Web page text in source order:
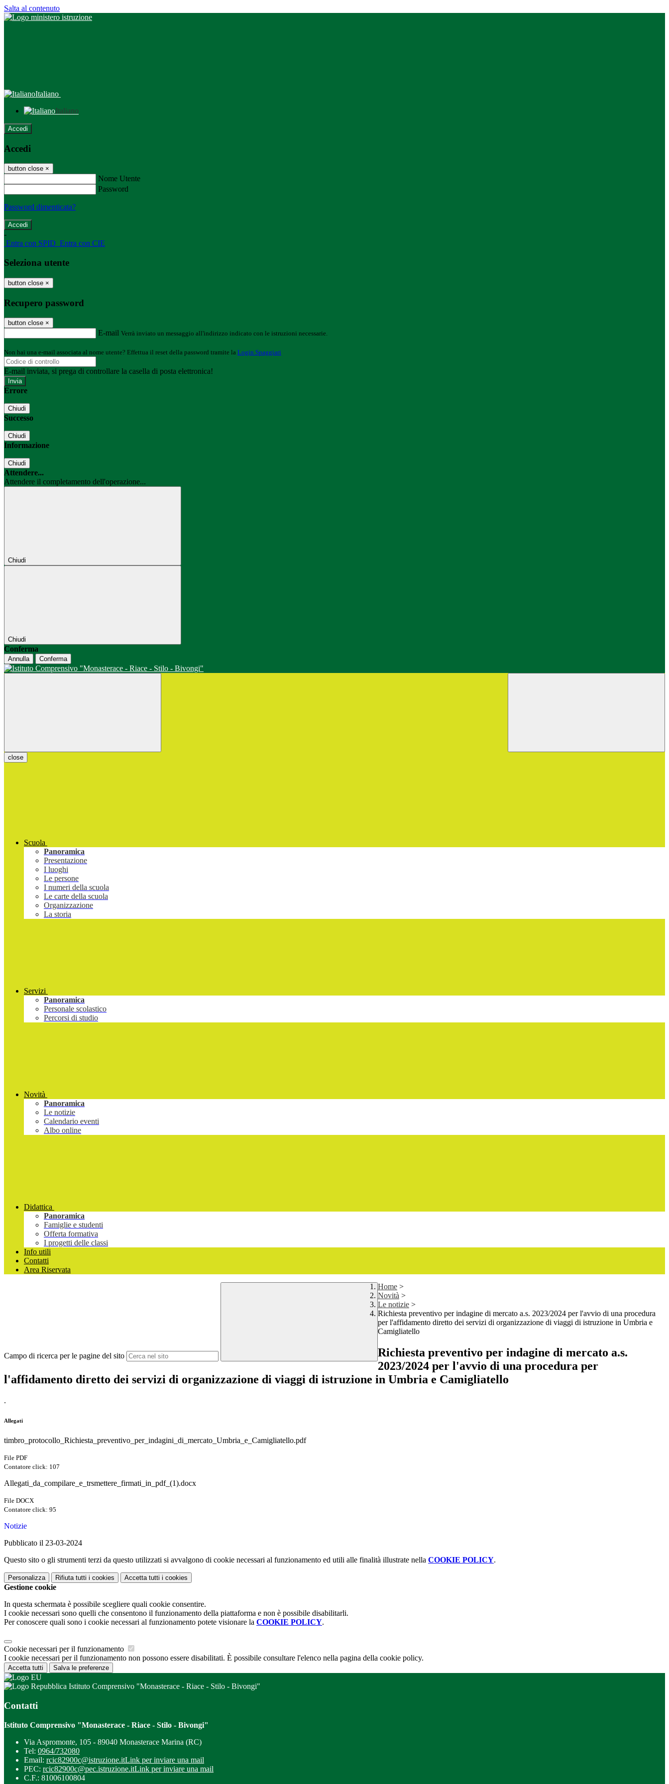
Salta al contenuto
Italiano
Italiano
Accedi
Accedi
button close ×
Nome Utente
Password
Password dimenticata?
-
Entra con SPID Entra con CIE
Seleziona utente
button close ×
Recupero password
button close ×
E-mail Verrà inviato un messaggio all'indirizzo indicato con le istruzioni necessarie.
Non hai una e-mail associata al nome utente? Effettua il reset della password tramite la Login Spaggiari
E-mail inviata, si prega di controllare la casella di posta elettronica!
Errore
Chiudi
Successo
Chiudi
Informazione
Chiudi
Attendere...
Attendere il completamento dell'operazione...
Chiudi
Chiudi
Conferma
Annulla Conferma
close
Scuola
Panoramica
Presentazione
I luoghi
Le persone
I numeri della scuola
Le carte della scuola
Organizzazione
La storia
Servizi
Panoramica
Personale scolastico
Percorsi di studio
Novità
Panoramica
Le notizie
Calendario eventi
Albo online
Didattica
Panoramica
Famiglie e studenti
Offerta formativa
I progetti delle classi
Info utili
Contatti
Area Riservata
Campo di ricerca per le pagine del sito
Home >
Novità >
Le notizie >
Richiesta preventivo per indagine di mercato a.s. 2023/2024 per l'avvio di una procedura
per l'affidamento diretto dei servizi di organizzazione di viaggi di istruzione in Umbria e
Camigliatello
Richiesta preventivo per indagine di mercato a.s.
2023/2024 per l'avvio di una procedura per
l'affidamento diretto dei servizi di organizzazione di viaggi di istruzione in Umbria e Camigliatello
.
Allegati
timbro_protocollo_Richiesta_preventivo_per_indagini_di_mercato_Umbria_e_Camigliatello.pdf
File PDF
Contatore click: 107
Allegati_da_compilare_e_trsmettere_firmati_in_pdf_(1).docx
File DOCX
Contatore click: 95
Notizie
Pubblicato il 23-03-2024
Questo sito o gli strumenti terzi da questo utilizzati si avvalgono di cookie necessari al funzionamento ed utili alle finalità illustrate nella COOKIE POLICY.
Personalizza Rifiuta tutti i cookies Accetta tutti i cookies
Gestione cookie
In questa schermata è possibile scegliere quali cookie consentire.
I cookie necessari sono quelli che consentono il funzionamento della piattaforma e non è possibile disabilitarli.
Per conoscere quali sono i cookie necessari al funzionamento potete visionare la COOKIE POLICY.
Cookie necessari per il funzionamento
I cookie necessari per il funzionamento non possono essere disabilitati. È possibile consultare l'elenco nella pagina della cookie policy.
Accetta tutti Salva le preferenze
Istituto Comprensivo "Monasterace - Riace - Stilo - Bivongi"
Contatti
Istituto Comprensivo "Monasterace - Riace - Stilo - Bivongi"
Via Aspromonte, 105 - 89040 Monasterace Marina (RC)
Tel: 0964/732080
Email: rcic82900c@istruzione.itLink per inviare una mail
PEC: rcic82900c@pec.istruzione.itLink per inviare una mail
C.F.: 81006100804